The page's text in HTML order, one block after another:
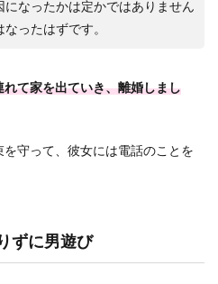
になったかは定かではありません
ったはずです。
て家を出ていき、離婚しまし
守って、彼女には電話のことを
ずに男遊び